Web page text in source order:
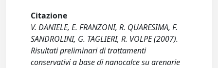
Citazione
V. DANIELE, E. FRANZONI, R. QUARESIMA, F.
SANDROLINI, G. TAGLIERI, R. VOLPE (2007).
Risultati preliminari di trattamenti
conservativi a base di nanocalce su arenarie